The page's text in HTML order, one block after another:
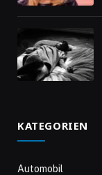
KATEGORIEN
Automobil